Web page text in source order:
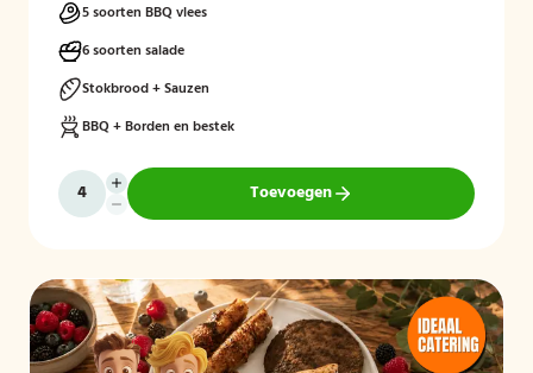
5 soorten BBQ vlees
6 soorten salade
Stokbrood + Sauzen
BBQ + Borden en bestek
Toevoegen